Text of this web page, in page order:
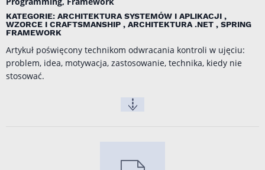
KATEGORIE: ARCHITEKTURA SYSTEMÓW I APLIKACJI ,
WZORCE I CRAFTSMANSHIP , ARCHITEKTURA .NET , SPRING
FRAMEWORK
Artykuł poświęcony technikom odwracania kontroli w ujęciu:
problem, idea, motywacja, zastosowanie, technika, kiedy nie
stosować.